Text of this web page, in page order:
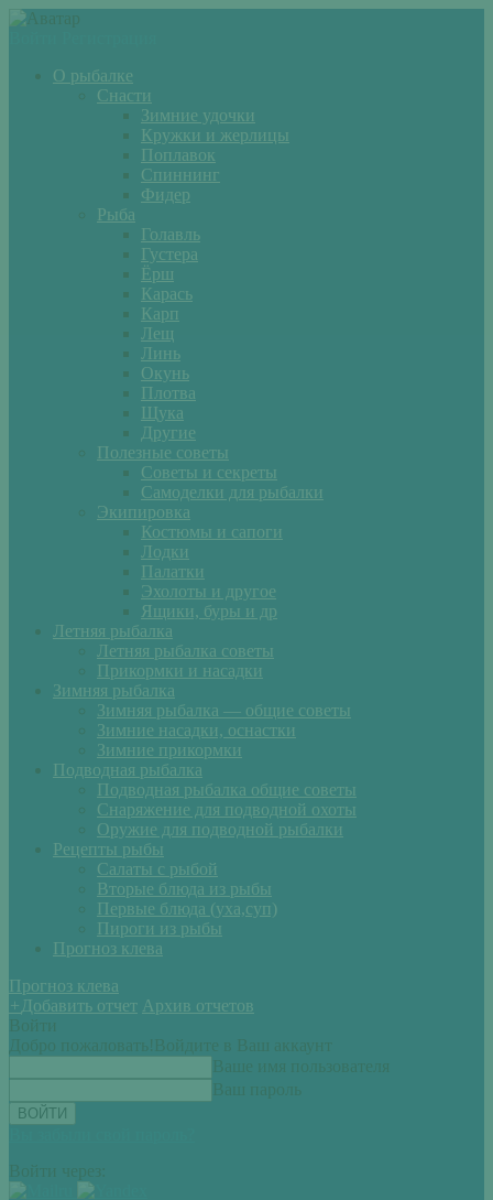
О рыбалке
Снасти
Зимние удочки
Кружки и жерлицы
Поплавок
Спиннинг
Фидер
Рыба
Голавль
Густера
Ёрш
Карась
Карп
Лещ
Линь
Окунь
Плотва
Щука
Другие
Полезные советы
Советы и секреты
Самоделки для рыбалки
Экипировка
Костюмы и сапоги
Лодки
Палатки
Эхолоты и другое
Ящики, буры и др
Летняя рыбалка
Летняя рыбалка советы
Прикормки и насадки
Зимняя рыбалка
Зимняя рыбалка — общие советы
Зимние насадки, оснастки
Зимние прикормки
Подводная рыбалка
Подводная рыбалка общие советы
Снаряжение для подводной охоты
Оружие для подводной рыбалки
Рецепты рыбы
Салаты с рыбой
Вторые блюда из рыбы
Первые блюда (уха,суп)
Пироги из рыбы
Прогноз клева
Прогноз клева
+ Добавить отчет Архив отчетов
Войти
Добро пожаловать! Войдите в Ваш аккаунт
Ваше имя пользователя
Ваш пароль
Войти через: